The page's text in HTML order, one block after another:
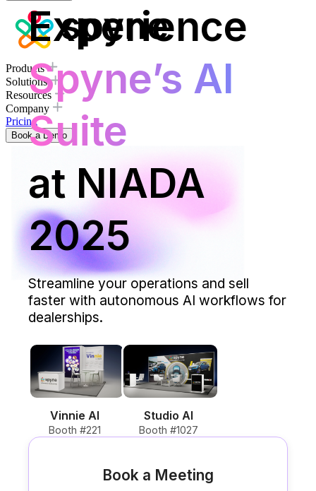
Products
Solutions
Resources
Company
Pricing
Book a Demo
Experience
Spyne’s AI
Suite
at NIADA
2025
Streamline your operations and sell
faster with autonomous AI workflows for
dealerships.
Vinnie AI
Booth #221
Studio AI
Booth #1027
Book a Meeting